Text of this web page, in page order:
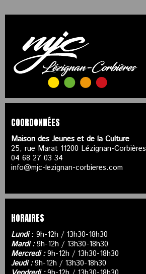
COORDONNÉES
Maison des Jeunes et de la Culture
25, rue Marat 11200 Lézignan-Corbières
04 68 27 03 34
info@mjc-lezignan-corbieres.com
HORAIRES
Lundi: 9h-12h / 13h30-18h30
Mardi :9h-12h / 13h30-18h30
Mercredi :9h-12h / 13h30-18h30
Jeudi :9h-12h / 13h30-18h30